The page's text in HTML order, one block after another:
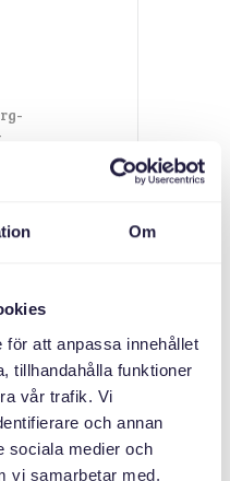
Om
för att anpassa innehållet
tillhandahålla funktioner
vår trafik. Vi
och annan
sociala medier och
vi samarbetar med.